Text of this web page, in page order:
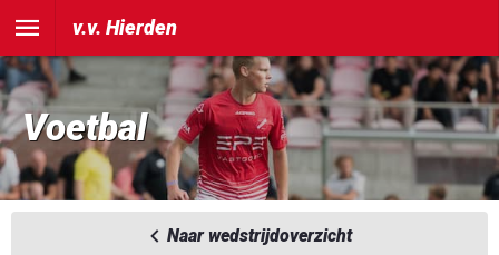
v.v. Hierden
Voetbal
Naar wedstrijdoverzicht